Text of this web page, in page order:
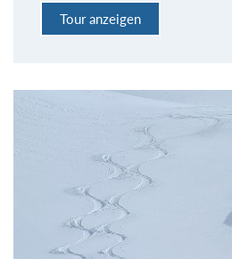
Tour anzeigen